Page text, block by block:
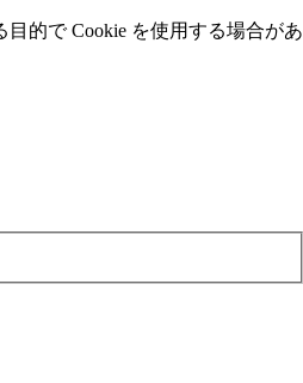
的で Cookie を使⽤する場合があ